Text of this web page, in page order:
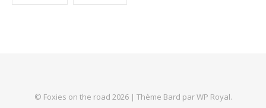
© Foxies on the road 2026 | Thème Bard parWP Royal.